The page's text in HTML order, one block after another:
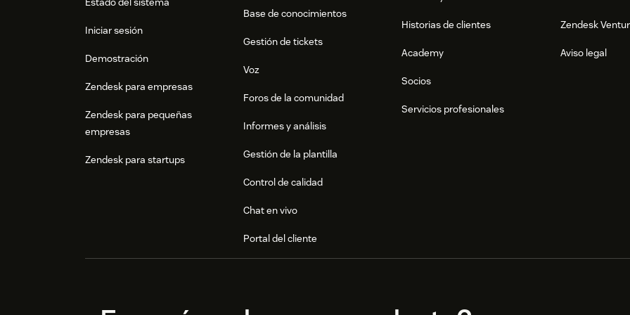
Iniciar sesión
Demostración
Zendesk para empresas
Zendesk para pequeñas
empresas
Zendesk para startups
Base de conocimientos
Gestión de tickets
Voz
Foros de la comunidad
Informes y análisis
Gestión de la plantilla
Control de calidad
Chat en vivo
Portal del cliente
Historias de clientes
Academy
Socios
Servicios profesionales
Zendesk
Aviso legal